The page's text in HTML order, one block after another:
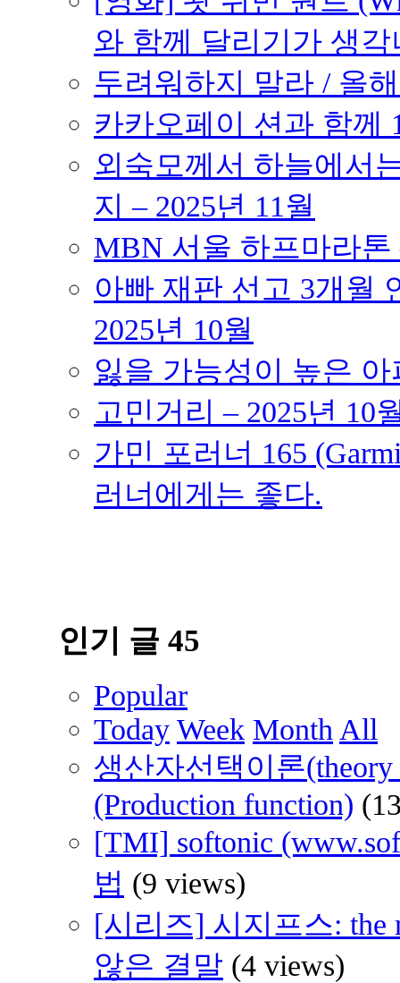
와 함께 달리기가 생각
두려워하지 말라 / 올
카카오페이 션과 함께
외숙모께서 하늘에서
지 – 2025년 11월
MBN 서울 하프마라톤
아빠 재판 선고 3개월
2025년 10월
잃을 가능성이 높은
고민거리 – 2025년 10
가민 포러너 165
러너에게는 좋다.
인기 글 45
Popular
Today Week Month All
생산자선택이론(theory
(Production function)
[TMI] softonic
법 (9 views)
[시리즈] 시지프스:
않은 결말 (4 views)